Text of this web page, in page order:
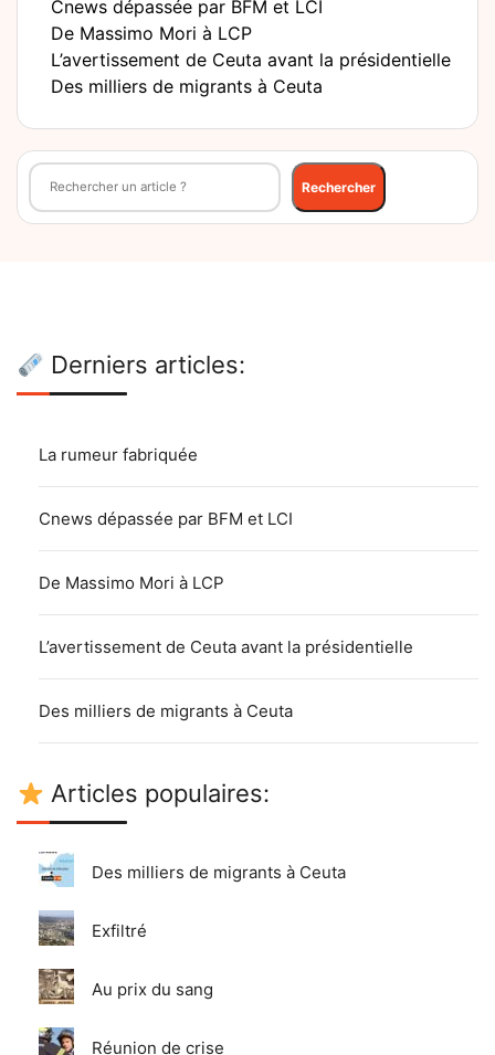
Cnews dépassée par BFM et LCI
De Massimo Mori à LCP
L’avertissement de Ceuta avant la présidentielle
Des milliers de migrants à Ceuta
Rechercher
Rechercher
Derniers articles:
La rumeur fabriquée
Cnews dépassée par BFM et LCI
De Massimo Mori à LCP
L’avertissement de Ceuta avant la présidentielle
Des milliers de migrants à Ceuta
Articles populaires:
Des milliers de migrants à Ceuta
Exfiltré
Au prix du sang
Réunion de crise